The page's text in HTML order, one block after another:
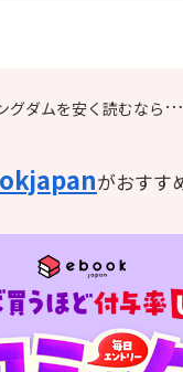
グダムを安く読むなら …
がおすす